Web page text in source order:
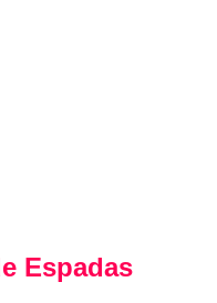
Espadas